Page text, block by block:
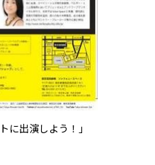
に出演しよう！」